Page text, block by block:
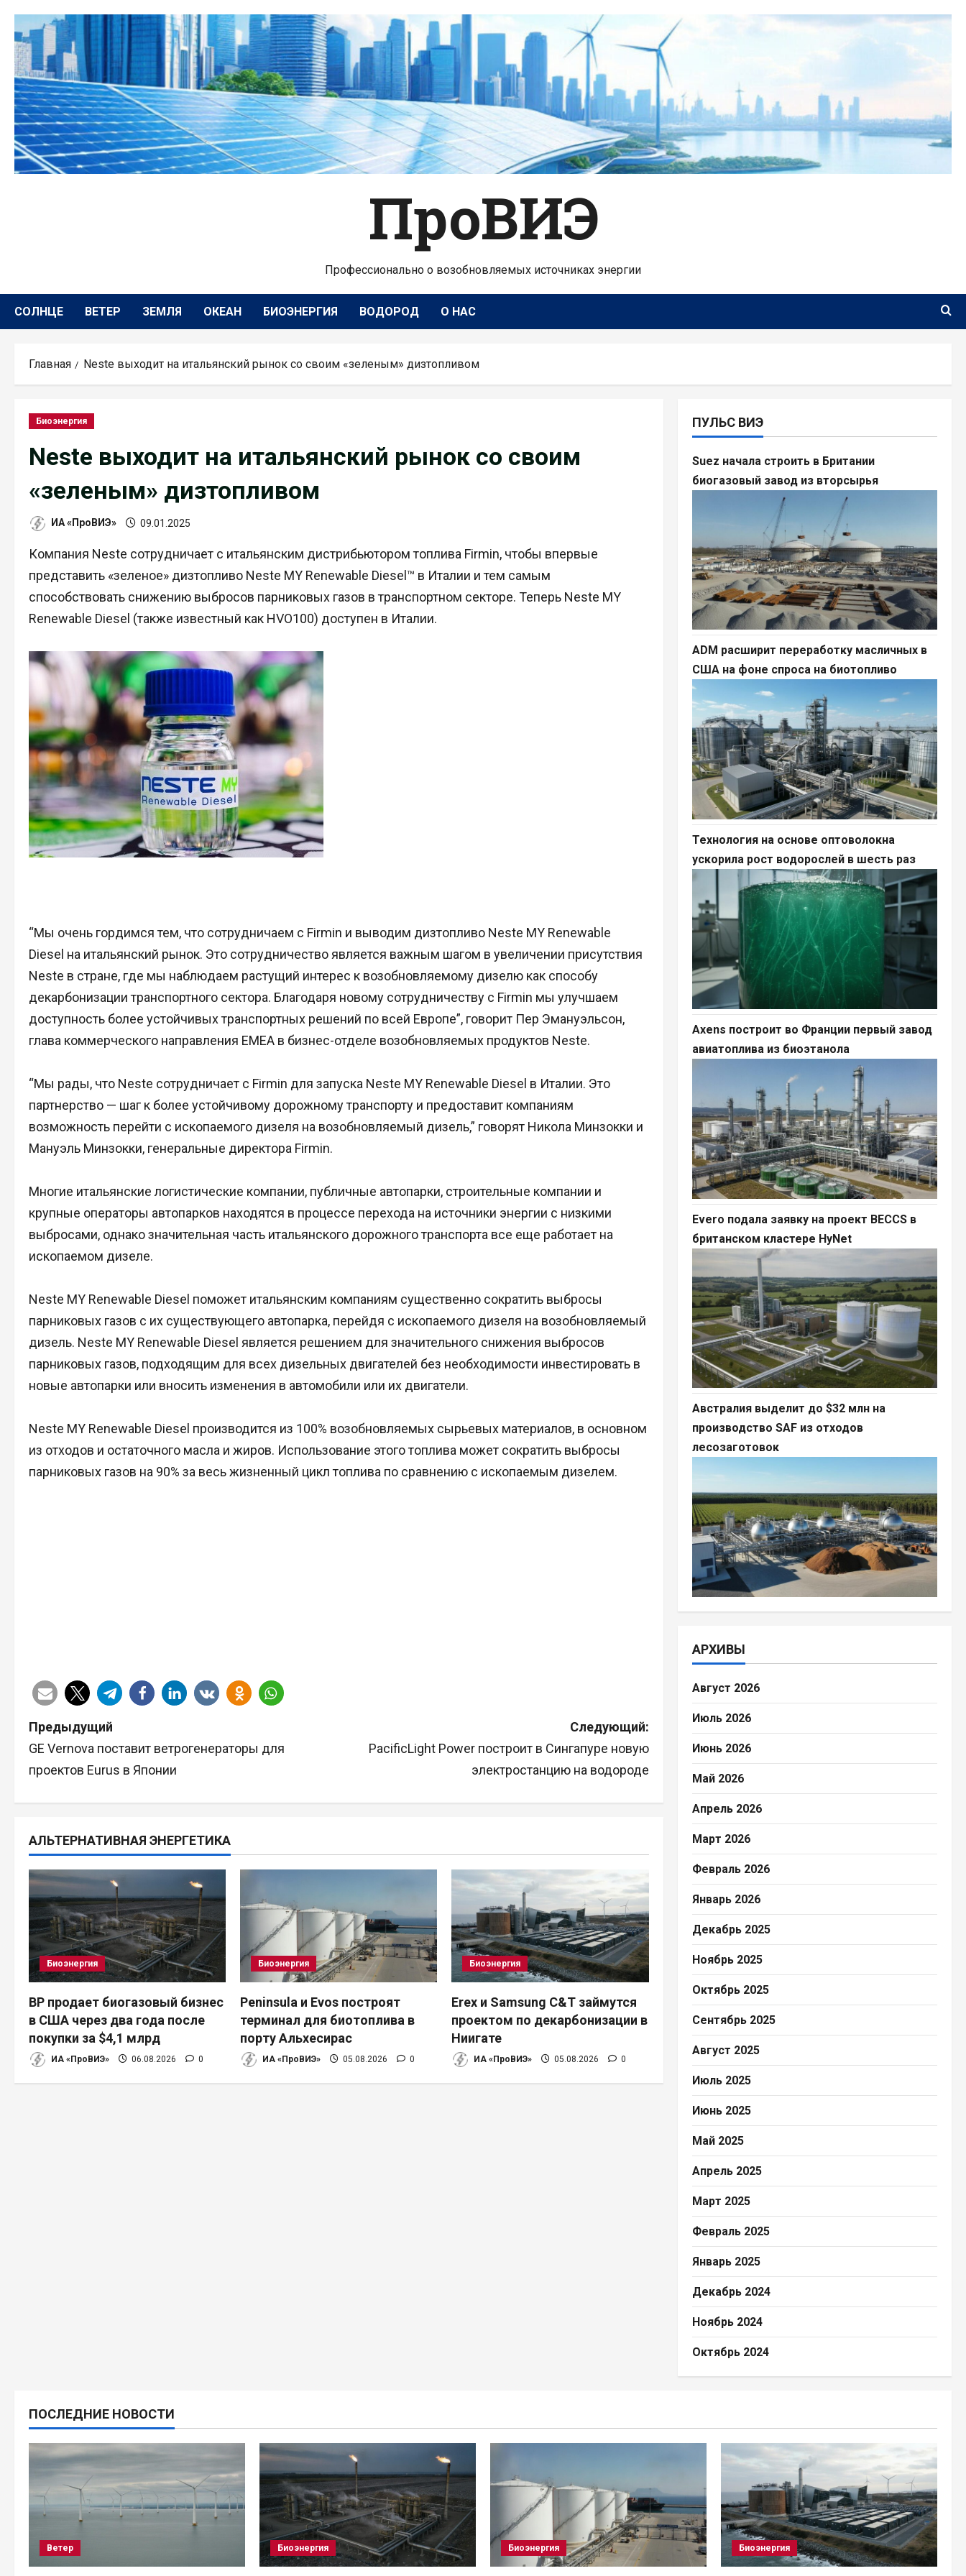
содержимому
ПроВИЭ
Профессионально о возобновляемых источниках энергии
СОЛНЦЕ ВЕТЕР ЗЕМЛЯ ОКЕАН БИОЭНЕРГИЯ ВОДОРОД О НАС
Главная Neste выходит на итальянский рынок со своим «зеленым» дизтопливом
Биоэнергия
Neste выходит на итальянский рынок со своим
«зеленым» дизтопливом
ИА «ПроВИЭ» 09.01.2025
Компания Neste сотрудничает с итальянским дистрибьютором топлива Firmin, чтобы впервые
представить «зеленое» дизтопливо Neste MY Renewable Diesel™ в Италии и тем самым
способствовать снижению выбросов парниковых газов в транспортном секторе. Теперь Neste MY
Renewable Diesel (также известный как HVO100) доступен в Италии.
“Мы очень гордимся тем, что сотрудничаем с Firmin и выводим дизтопливо Neste MY Renewable
Diesel на итальянский рынок. Это сотрудничество является важным шагом в увеличении присутствия
Neste в стране, где мы наблюдаем растущий интерес к возобновляемому дизелю как способу
декарбонизации транспортного сектора. Благодаря новому сотрудничеству с Firmin мы улучшаем
доступность более устойчивых транспортных решений по всей Европе”, говорит Пер Эмануэльсон,
глава коммерческого направления EMEA в бизнес-отделе возобновляемых продуктов Neste.
“Мы рады, что Neste сотрудничает с Firmin для запуска Neste MY Renewable Diesel в Италии. Это
партнерство — шаг к более устойчивому дорожному транспорту и предоставит компаниям
возможность перейти с ископаемого дизеля на возобновляемый дизель,” говорят Никола Минзокки и
Мануэль Минзокки, генеральные директора Firmin.
Многие итальянские логистические компании, публичные автопарки, строительные компании и
крупные операторы автопарков находятся в процессе перехода на источники энергии с низкими
выбросами, однако значительная часть итальянского дорожного транспорта все еще работает на
ископаемом дизеле.
Neste MY Renewable Diesel поможет итальянским компаниям существенно сократить выбросы
парниковых газов с их существующего автопарка, перейдя с ископаемого дизеля на возобновляемый
дизель. Neste MY Renewable Diesel является решением для значительного снижения выбросов
парниковых газов, подходящим для всех дизельных двигателей без необходимости инвестировать в
новые автопарки или вносить изменения в автомобили или их двигатели.
Neste MY Renewable Diesel производится из 100% возобновляемых сырьевых материалов, в основном
из отходов и остаточного масла и жиров. Использование этого топлива может сократить выбросы
парниковых газов на 90% за весь жизненный цикл топлива по сравнению с ископаемым дизелем.
Н
а
г
а
ц
и
я
п
о
з
Предыдущий
GE Vernova поставит ветрогенераторы для
проектов Eurus в Японии
Следующий:
PacificLight Power построит в Сингапуре новую
электростанцию на водороде
АЛЬТЕРНАТИВНАЯ ЭНЕРГЕТИКА
Биоэнергия
BP продает биогазовый бизнес
в США через два года после
покупки за $4,1 млрд
ИА «ПроВИЭ» 06.08.2026 0
Биоэнергия
Peninsula и Evos построят
терминал для биотоплива в
порту Альхесирас
ИА «ПроВИЭ» 05.08.2026 0
Биоэнергия
Erex и Samsung C&T займутся
проектом по декарбонизации в
Ниигате
ИА «ПроВИЭ» 05.08.2026 0
ПУЛЬС ВИЭ
Suez начала строить в Британии
биогазовый завод из вторсырья
ADM расширит переработку масличных в
США на фоне спроса на биотопливо
Технология на основе оптоволокна
ускорила рост водорослей в шесть раз
Axens построит во Франции первый завод
авиатоплива из биоэтанола
Evero подала заявку на проект BECCS в
британском кластере HyNet
Австралия выделит до $32 млн на
производство SAF из отходов
лесозаготовок
АРХИВЫ
Август 2026
Июль 2026
Июнь 2026
Май 2026
Апрель 2026
Март 2026
Февраль 2026
Январь 2026
Декабрь 2025
Ноябрь 2025
Октябрь 2025
Сентябрь 2025
Август 2025
Июль 2025
Июнь 2025
Май 2025
Апрель 2025
Март 2025
Февраль 2025
Январь 2025
Декабрь 2024
Ноябрь 2024
Октябрь 2024
ПОСЛЕДНИЕ НОВОСТИ
Ветер Биоэнергия Биоэнергия Биоэнергия